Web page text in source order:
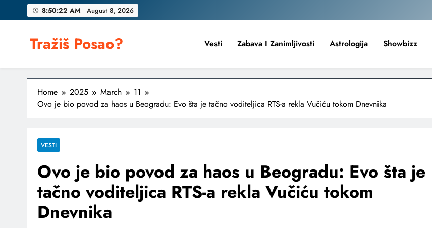
to
8:50:23 AM August 8, 2026
Tražiš Posao? Vesti Zabava I Zanimljivosti Astrologija Showbizz
Home 2025 March
11
Ovo je bio povod za haos u Beogradu: Evo šta je tačno voditeljica RTS-a rekla Vučiću tokom Dnevnika
VESTI
Ovo je bio povod za haos u Beogradu: Evo šta je
tačno voditeljica RTS-a rekla Vučiću tokom
Dnevnika